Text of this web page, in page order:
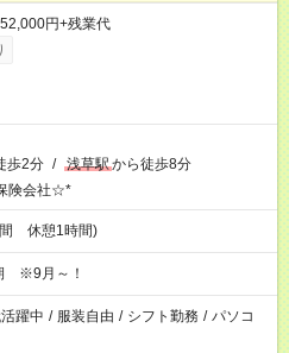
円+残業代
歩2分 / 浅草駅から徒歩8分
険会社☆*
休憩1時間)
※9月～！
躍中 / 服装自由 / シフト勤務 / パソコ